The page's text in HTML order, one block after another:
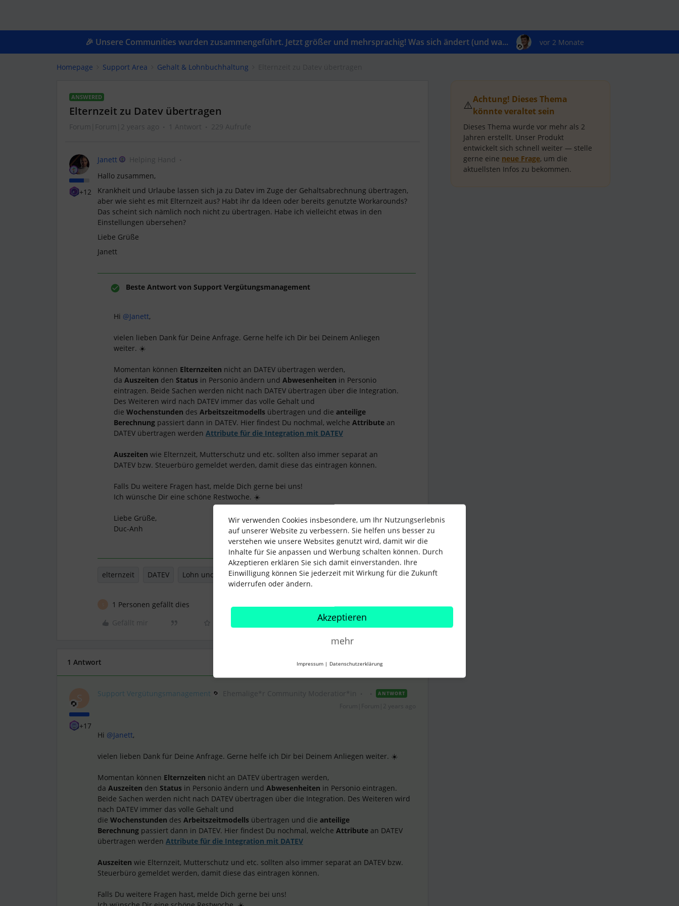
🎉 Unsere Communities wurden zusammengeführt. Jetzt größer und mehrsprachig! Was sich ändert (und wa... vor 2 Monate
Homepage Support Area Gehalt & Lohnbuchhaltung
ANSWERED
Elternzeit zu Datev übertragen
Forum|Forum|2 years ago 1 Antwort 229 Aufrufe
+12
Janett
Helping Hand
Hallo zusammen,
Krankheit und Urlaube lassen sich ja zu Datev im Zuge der Gehaltsabrechnung übertragen,
aber wie sieht es mit Elternzeit aus? Habt ihr da Ideen oder bereits genutzte Workarounds?
Das scheint sich nämlich noch nicht zu übertragen. Habe ich vielleicht etwas in den
Einstellungen übersehen?
Liebe Grüße
Janett
Beste Antwort von Support Vergütungsmanagement
Hi @Janett,
vielen lieben Dank für Deine Anfrage. Gerne helfe ich Dir bei Deinem Anliegen
weiter. ☀️
Momentan können Elternzeiten nicht an DATEV übertragen werden,
da Auszeiten den Status in Personio ändern und Abwesenheiten in Personio
eintragen. Beide Sachen werden nicht nach DATEV übertragen über die Integration.
Des Weiteren wird nach DATEV immer das volle Gehalt und
die Wochenstunden des Arbeitszeitmodells übertragen und die anteilige
Berechnung passiert dann in DATEV. Hier findest Du nochmal, welche Attribute an
DATEV übertragen werden Attribute für die Integration mit DATEV
Auszeiten wie Elternzeit, Mutterschutz und etc. sollten also immer separat an
DATEV bzw. Steuerbüro gemeldet werden, damit diese das eintragen können.
Falls Du weitere Fragen hast, melde Dich gerne bei uns!
Ich wünsche Dir eine schöne Restwoche. ☀️
Liebe Grüße,
Duc-Anh
elternzeit DATEV Lohn und Gehalt Einstellungen Workarounds
1 Personen gefällt dies
Gefällt mir
1 Antwort
S
+17
Support Vergütungsmanagement ANTWORT
Hi @Janett,
vielen lieben Dank für Deine Anfrage. Gerne helfe ich Dir bei Deinem Anliegen weiter. ☀️
Momentan können Elternzeiten nicht an DATEV übertragen werden,
da Auszeiten den Status in Personio ändern und Abwesenheiten in Personio eintragen.
Beide Sachen werden nicht nach DATEV übertragen über die Integration. Des Weiteren wird
nach DATEV immer das volle Gehalt und
die Wochenstunden des Arbeitszeitmodells übertragen und die anteilige
Berechnung passiert dann in DATEV. Hier findest Du nochmal, welche Attribute an DATEV
übertragen werden Attribute für die Integration mit DATEV
Auszeiten wie Elternzeit, Mutterschutz und etc. sollten also immer separat an DATEV bzw.
Steuerbüro gemeldet werden, damit diese das eintragen können.
Falls Du weitere Fragen hast, melde Dich gerne bei uns!
⚠️Achtung! Dieses Thema
könnte veraltet sein
Dieses Thema wurde vor mehr als 2
Jahren erstellt. Unser Produkt
entwickelt sich schnell weiter — stelle
gerne eine neue Frage, um die
aktuellsten Infos zu bekommen.
Wir verwenden Cookies insbesondere, um Ihr Nutzungserlebnis
auf unserer Website zu verbessern. Sie helfen uns besser zu
verstehen wie unsere Websites genutzt wird, damit wir die
Inhalte für Sie anpassen und Werbung schalten können. Durch
Akzeptieren erklären Sie sich damit einverstanden. Ihre
Einwilligung können Sie jederzeit mit Wirkung für die Zukunft
widerrufen oder ändern.
Akzeptieren
mehr
Impressum | Datenschutzerklärung